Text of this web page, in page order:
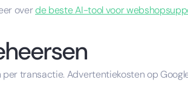
overde beste AI-tool voor
transactie. Advertentiekosten op